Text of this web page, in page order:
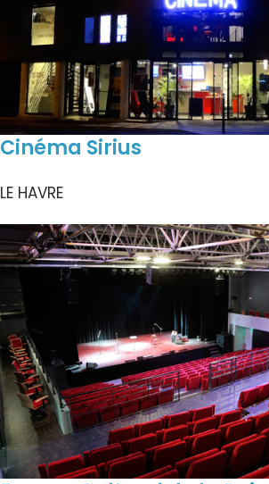
Cinéma Sirius
LE HAVRE